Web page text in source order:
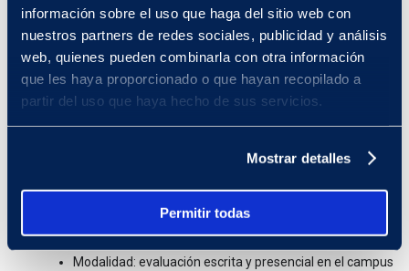
información sobre el uso que haga del sitio web con
nuestros partners de redes sociales, publicidad y análisis
web, quienes pueden combinarla con otra información
que les haya proporcionado o que hayan recopilado a
partir del uso que haya hecho de sus servicios.
Mostrar detalles
Permitir todas
Proceso
Los estudiantes que cumplan con los requisitos señalados
anteriormente podrán participar en el concurso de las Becas
Lucet inscribiéndose hasta el 9 de octubre. La inscripción no
Los postulantes pasarán por un proceso que determinará
evaluación consistirá en:
Modalidad: evaluación escrita y presencial en el campus